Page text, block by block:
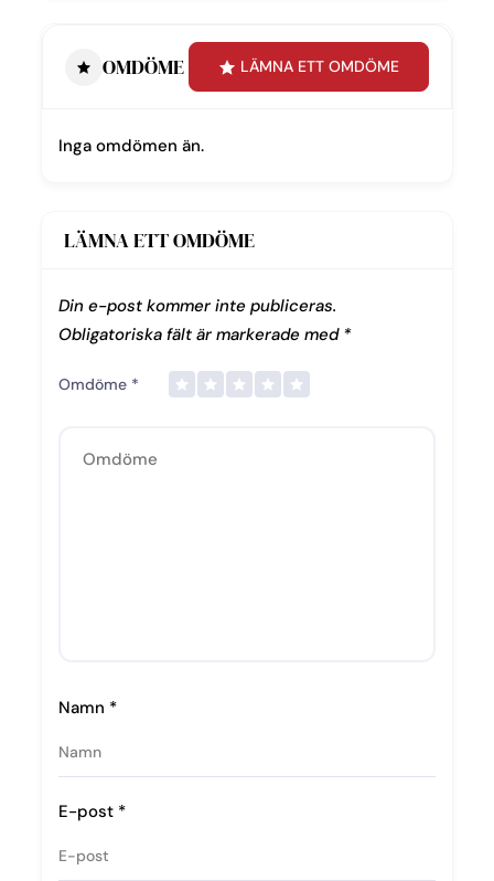
OMDÖME LÄMNA ETT OMDÖME
Inga omdömen än.
LÄMNA ETT OMDÖME
Din e-post kommer inte publiceras.
Obligatoriska fält är markerade med *
Omdöme *
Namn *
E-post *